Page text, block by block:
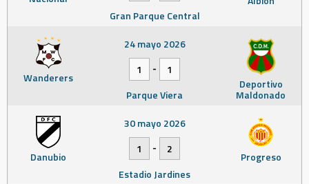
Gran Parque Central
Wanderers Deportivo
Maldonado
24 mayo 2026
1
-
1
Parque Viera
Danubio Progreso
30 mayo 2026
1
-
2
Estadio Jardines